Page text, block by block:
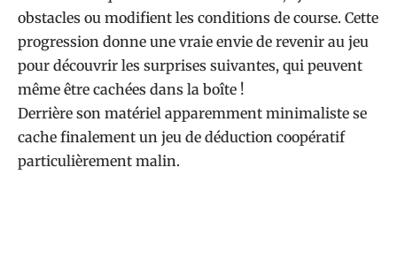
obstacles ou modifient les conditions de course. Cette
progression donne une vraie envie de revenir au jeu
pour découvrir les surprises suivantes, qui peuvent
même être cachées dans la boîte !
Derrière son matériel apparemment minimaliste se
cache finalement un jeu de déduction coopératif
particulièrement malin.